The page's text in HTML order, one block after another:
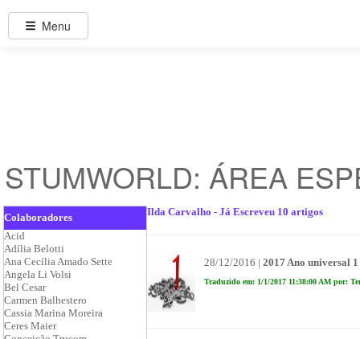
STUMWORLD: ÁREA
Colaboradores
Acid
Adília Belotti
Ana Cecília Amado Sette
Angela Li Volsi
Bel Cesar
Carmen Balhestero
Cassia Marina Moreira
Ceres Maier
Ilda Carvalho - Já Escreveu 10 artigos
28/12/2016 | 2017 Ano universal
Traduzido em: 1/1/2017 11:38:00 AM por:
Menu